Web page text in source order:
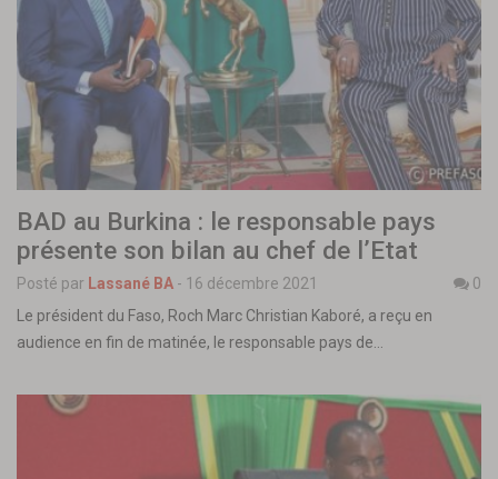
BAD au Burkina : le responsable pays
présente son bilan au chef de l’Etat
Posté par Lassané BA - 16 décembre 2021
0
Le président du Faso, Roch Marc Christian Kaboré, a reçu en
audience en fin de matinée, le responsable pays de…